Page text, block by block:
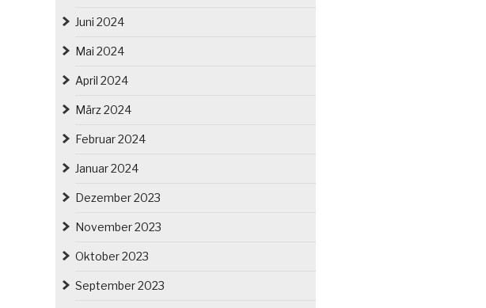
Juni 2024
Mai 2024
April 2024
März 2024
Februar 2024
Januar 2024
Dezember 2023
November 2023
Oktober 2023
September 2023